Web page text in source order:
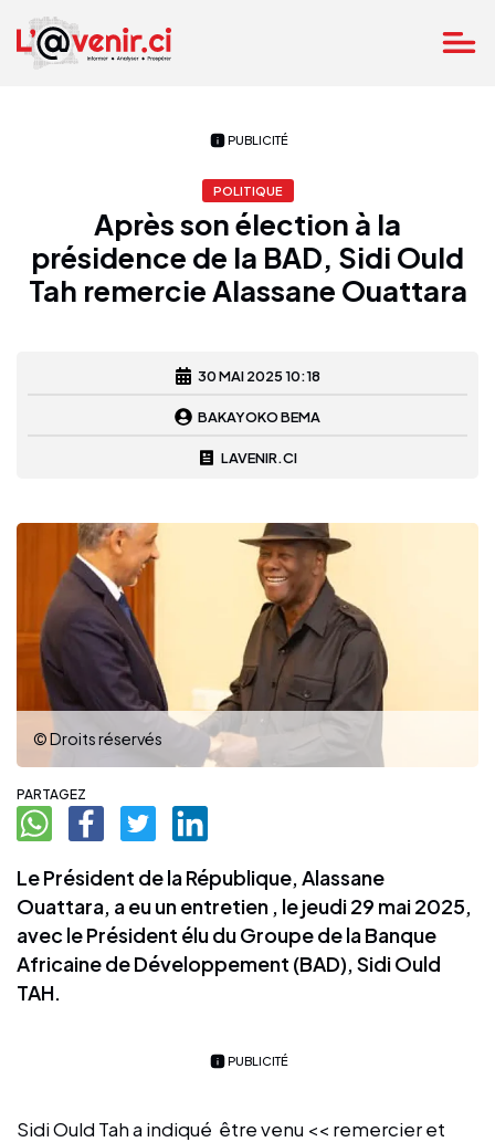
PUBLICITÉ
POLITIQUE
Après son élection à la
présidence de la BAD, Sidi Ould
Tah remercie Alassane Ouattara
30 MAI 2025 10:18
BAKAYOKO BEMA
LAVENIR.CI
© Droits réservés
PARTAGEZ
Le Président de la République, Alassane
Ouattara, a eu un entretien , le jeudi 29 mai 2025,
avec le Président élu du Groupe de la Banque
Africaine de Développement (BAD), Sidi Ould
TAH.
PUBLICITÉ
Sidi Ould Tah a indiqué être venu << remercier et